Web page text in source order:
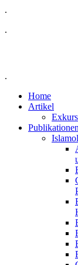
.
.
.
Home
Artikel
Publikationen